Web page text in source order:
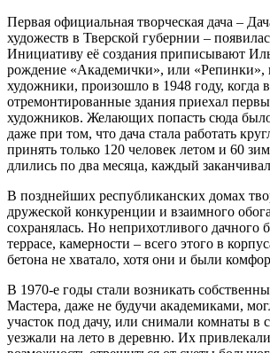
Первая официальная творческая дача –
художеств в Тверской губернии –
Инициативу её создания приписывают
рождение «Академички», или «Репинки»,
художники, произошло в 1948 году, когда в
отремонтированные здания приехал
художников. Желающих попасть сюда
даже при том, что дача стала работать
принять только 120 человек летом и 60
длились по два месяца, каждый
В позднейших республиканских домах
дружеской конкуренции и взаимного
сохранялась. Но неприхотливого дачного
террасе, камерности – всего этого в
бетона не хватало, хотя они и были
В 1970-е годы стали возникать
Мастера, даже не будучи академиками,
участок под дачу, или снимали комнаты в
уезжали на лето в деревню. Их